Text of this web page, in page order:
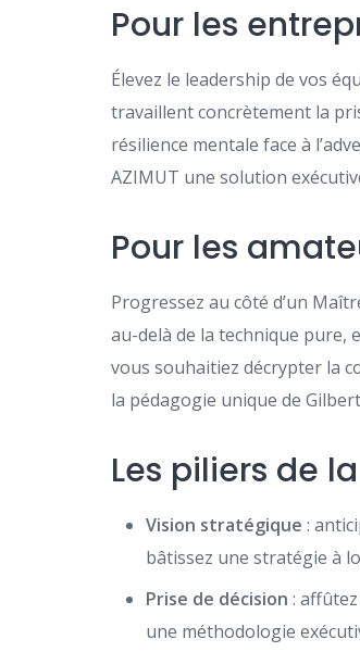
Pour les
Élevez le leadership de vos
travaillent concrètement la
résilience mentale face à
AZIMUT une solution
Pour les
Progressez au côté d’un
au-delà de la technique pure,
vous souhaitiez décrypter la
la pédagogie unique de
Les piliers de
Vision stratégique :
bâtissez une stratégie à
Prise de décision :
une méthodologie